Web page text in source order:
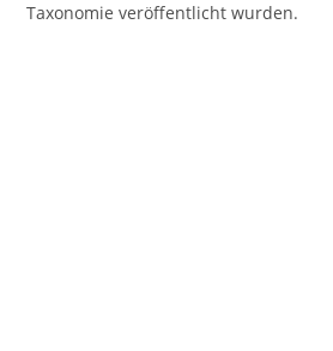
Taxonomie veröffentlicht wurden.